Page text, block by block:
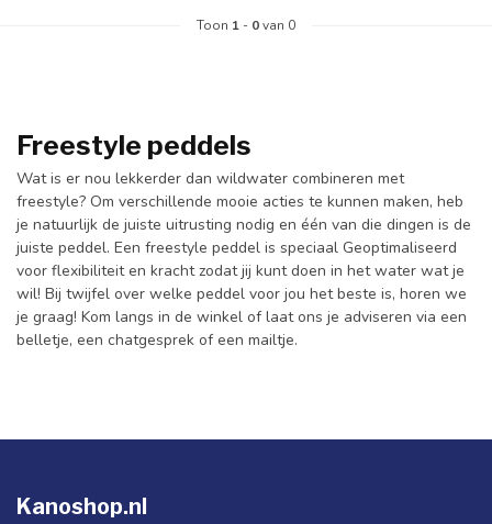
Toon 1 - 0van 0
Freestyle peddels
Wat is er nou lekkerder dan wildwater combineren met
freestyle? Om verschillende mooie acties te kunnen maken, heb
je natuurlijk de juiste uitrusting nodig en één van die dingen is de
juiste peddel. Een freestyle peddel is speciaal Geoptimaliseerd
voor flexibiliteit en kracht zodat jij kunt doen in het water wat je
wil! Bij twijfel over welke peddel voor jou het beste is, horen we
je graag! Kom langs in de winkel of laat ons je adviseren via een
belletje, een chatgesprek of een mailtje.
Kanoshop.nl